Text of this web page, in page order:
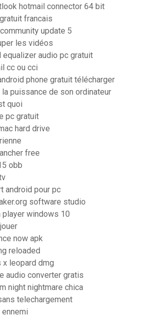
hotmail connector 64 bit
francais
update 5
les vidéos
audio pc gratuit
cc ou cci
phone gratuit télécharger
puissance de son ordinateur
quoi
pc gratuit
hard drive
free
obb
android pour pc
software studio
player windows 10
now apk
reloaded
x leopard dmg
audio converter gratis
night nightmare chica
telechargement